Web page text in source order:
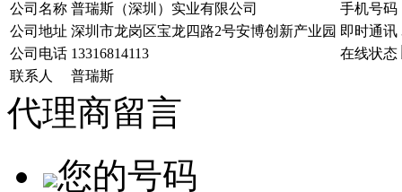
公司名称 普瑞斯（深圳）实业有限公司 手机号码
公司地址 深圳市龙岗区宝龙四路2号安博创新产业园 即时通讯
公司电话 13316814113
在线状态
联系人
普瑞斯
代理商留言
您的号码